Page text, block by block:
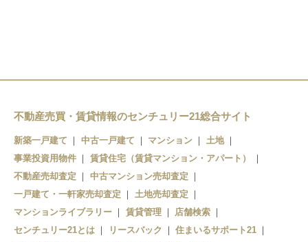
不動産売買・賃貸情報のセンチュリー21総合サイト
新築一戸建て 中古一戸建て マンション
土地
事業投資用物件
賃貸住宅（賃貸マンション・アパート）
不動産売却査定
中古マンション売却査定
一戸建て・一軒家売却査定
土地売却査定
マンションライブラリー
賃貸管理
店舗検索
センチュリー21とは
リースバック
住まいるサポート21